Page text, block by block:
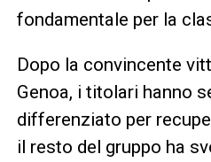
fondamentale per la
Dopo la convincente
Genoa, i titolari hanno
differenziato per
il resto del gruppo ha